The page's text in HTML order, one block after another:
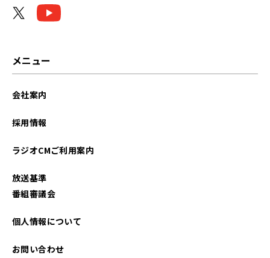
メニュー
会社案内
採用情報
ラジオCMご利用案内
放送基準
番組審議会
個人情報について
お問い合わせ